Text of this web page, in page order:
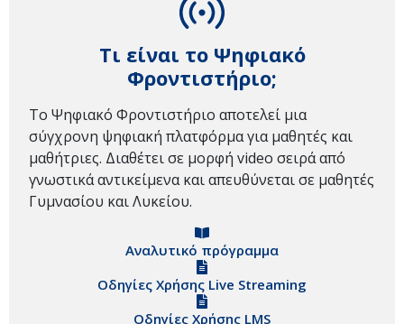
Τι είναι το Ψηφιακό
Φροντιστήριο;
Το Ψηφιακό Φροντιστήριο αποτελεί μια
σύγχρονη ψηφιακή πλατφόρμα για μαθητές και
μαθήτριες. Διαθέτει σε μορφή video σειρά από
γνωστικά αντικείμενα και απευθύνεται σε μαθητές
Γυμνασίου και Λυκείου.
Αναλυτικό πρόγραμμα
Οδηγίες Χρήσης Live Streaming
Οδηγίες Χρήσης LMS